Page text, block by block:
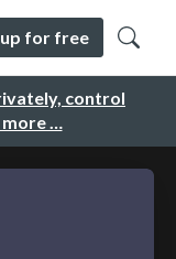
control
more …
up for free